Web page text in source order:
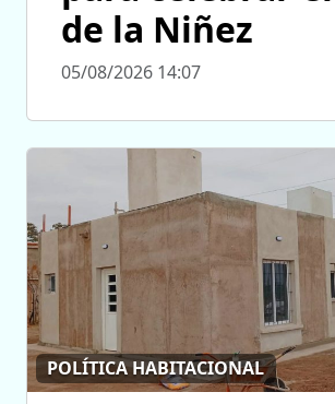
de la Niñez
05/08/2026 14:07
POLÍTICA HABITACIONAL